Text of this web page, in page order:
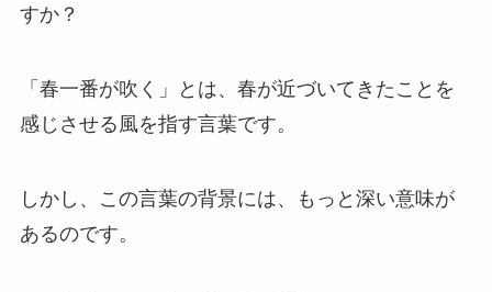
すか？
「春一番が吹く」とは、春が近づいてきたことを
感じさせる風を指す言葉です。
しかし、この言葉の背景には、もっと深い意味が
あるのです。